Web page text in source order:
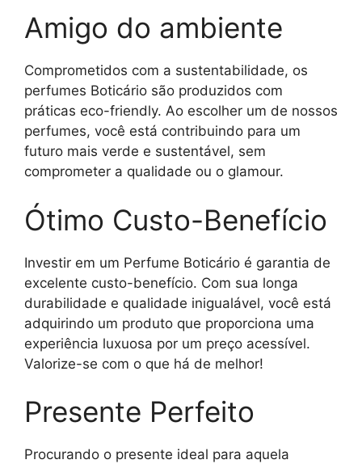
Amigo do ambiente
Comprometidos com a sustentabilidade, os
perfumes Boticário são produzidos com
práticas eco-friendly. Ao escolher um de nossos
perfumes, você está contribuindo para um
futuro mais verde e sustentável, sem
comprometer a qualidade ou o glamour.
Ótimo Custo-Benefício
Investir em um Perfume Boticário é garantia de
excelente custo-benefício. Com sua longa
durabilidade e qualidade inigualável, você está
adquirindo um produto que proporciona uma
experiência luxuosa por um preço acessível.
Valorize-se com o que há de melhor!
Presente Perfeito
Procurando o presente ideal para aquela